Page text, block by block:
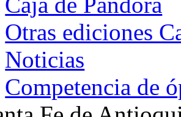
Otras ediciones
Noticias
Competencia de